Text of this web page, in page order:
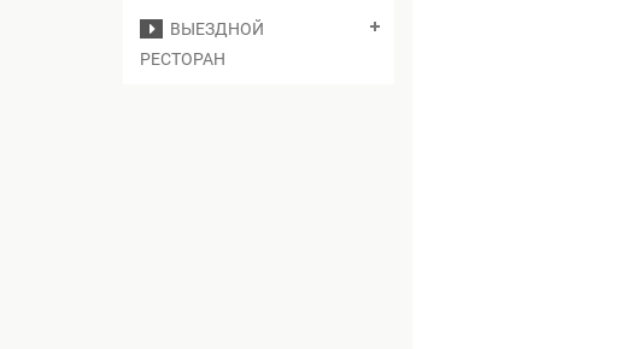
ВЫЕЗДНОЙ
РЕСТОРАН